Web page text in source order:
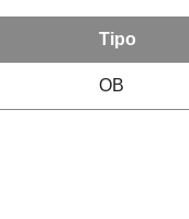
Tipo
OB